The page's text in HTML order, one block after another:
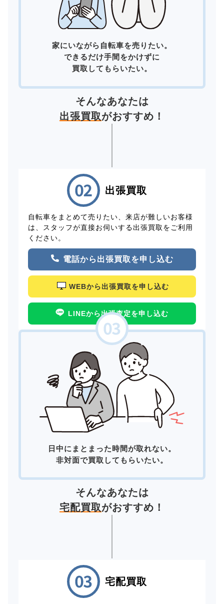
家にいながら自転車を売りたい。
できるだけ手間をかけずに
買取してもらいたい。
そんなあなたは
出張買取がおすすめ！
出張買取
自転車をまとめて売りたい、来店が難しいお客様
は、スタッフが直接お伺いする出張買取をご利用
ください。
電話から出張買取を申し込む
WEBから出張買取を申し込む
LINEから出張査定を申し込む
日中にまとまった時間が取れない。
非対面で買取してもらいたい。
そんなあなたは
宅配買取がおすすめ！
宅配買取